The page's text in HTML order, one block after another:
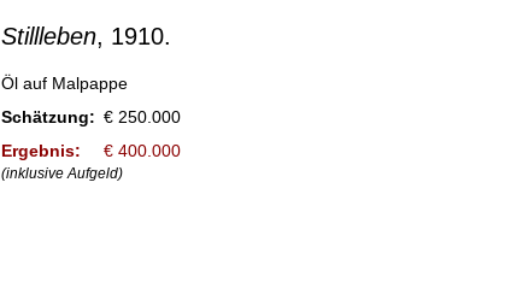
Stillleben, 1910.
Öl auf Malpappe
Schätzung: € 250.000
Ergebnis:
€ 400.000
(inklusive Aufgeld)